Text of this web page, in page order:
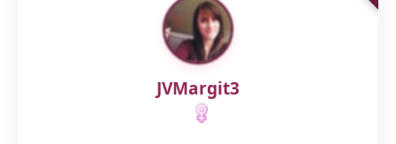
JVMargit3